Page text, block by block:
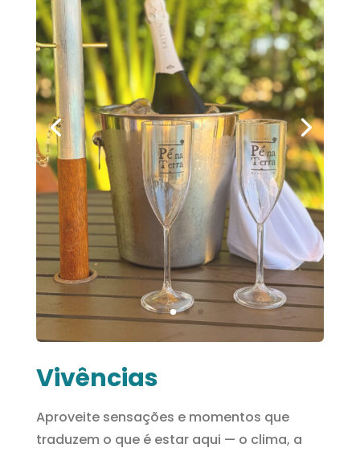
Vivências
Aproveite sensações e momentos que
traduzem o que é estar aqui — o clima, a